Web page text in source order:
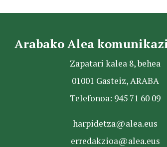
Arabako Alea
Zapatari kalea 8, behea
01001 Gasteiz, ARABA
Telefonoa: 945 71 60 09
harpidetza@alea.eus
erredakzioa@alea.eus